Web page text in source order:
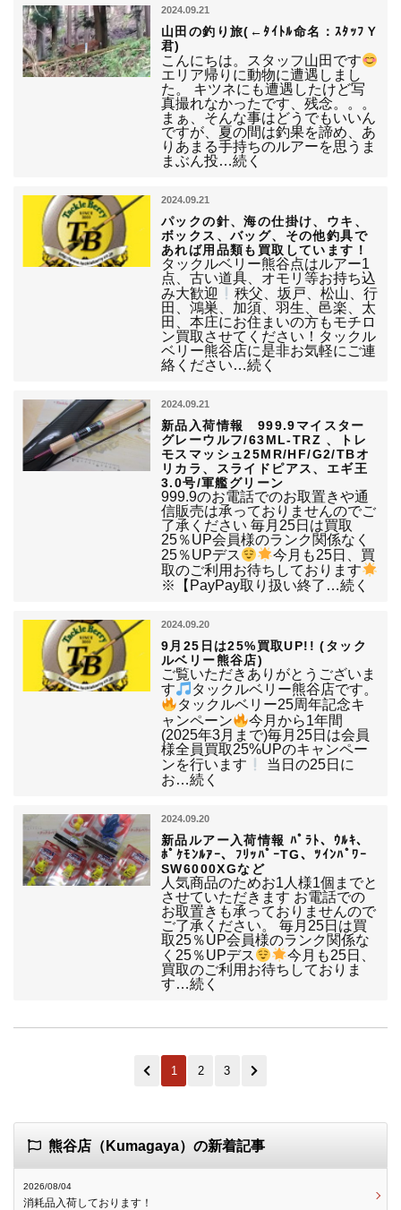
2024.09.21
山田の釣り旅(←ﾀｲﾄﾙ命名：ｽﾀｯﾌＹ
君)
こんにちは。スタッフ山田です
エリア帰りに動物に遭遇しまし
た。 キツネにも遭遇したけど写
真撮れなかったです、残念。。。
まぁ、そんな事はどうでもいいん
ですが、夏の間は釣果を諦め、あ
りあまる手持ちのルアーを思うま
まぶん投…続く
2024.09.21
パックの針、海の仕掛け、ウキ、
ボックス、バッグ、その他釣具で
あれば用品類も買取しています！
タックルベリー熊谷点はルアー1
点、古い道具、オモリ等お持ち込
み大歓迎
秩父、坂戸、松山、行
田、鴻巣、加須、羽生、邑楽、太
田、本庄にお住まいの方もモチロ
ン買取させてください！タックル
ベリー熊谷店に是非お気軽にご連
絡ください…続く
2024.09.21
新品入荷情報 999.9マイスター
グレーウルフ/63ML-TRZ 、トレ
モスマッシュ25MR/HF/G2/TBオ
リカラ、スライドピアス、エギ王
3.0号/軍艦グリーン
999.9のお電話でのお取置きや通
信販売は承っておりませんのでご
了承ください 毎月25日は買取
25％UP会員様のランク関係なく
25％UPデス
今月も25日、買
取のご利用お待ちしております
※【PayPay取り扱い終了…続く
2024.09.20
9月25日は25%買取UP!! (タック
ルベリー熊谷店)
ご覧いただきありがとうございま
す
タックルベリー熊谷店です。
タックルベリー25周年記念キ
ャンペーン
今月から1年間
(2025年3月まで)毎月25日は会員
様全員買取25%UPのキャンペー
ンを行います
当日の25日に
お…続く
2024.09.20
新品ルアー入荷情報 ﾊﾟﾗﾄ、ｳﾙｷ、
ﾎﾟｹﾓﾝﾙｱｰ、ﾌﾘｯﾊﾟｰTG、ﾂｲﾝﾊﾟﾜｰ
SW6000XGなど
人気商品のためお1人様1個までと
させていただきます お電話での
お取置きも承っておりませんので
ご了承ください。 毎月25日は買
取25％UP会員様のランク関係な
く25％UPデス
今月も25日、
買取のご利用お待ちしておりま
す…続く
1 2 3
熊谷店（Kumagaya）の新着記事
2026/08/04
消耗品入荷しております！